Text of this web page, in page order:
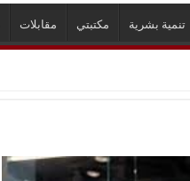
تنمية بشرية مكتبتي مقابلات